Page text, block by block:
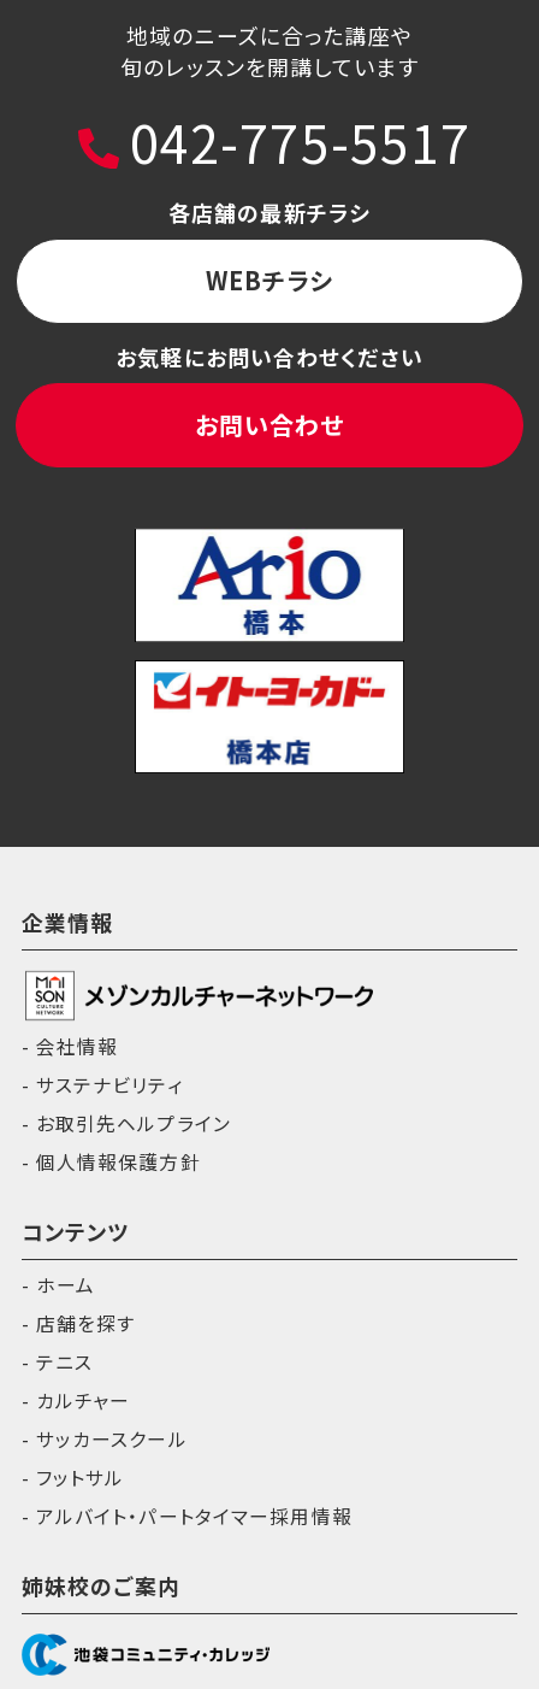
地域のニーズに合った講座や
旬のレッスンを開講しています
042-775-5517
各店舗の最新チラシ
WEBチラシ
お気軽にお問い合わせください
お問い合わせ
企業情報
会社情報
サステナビリティ
お取引先ヘルプライン
個人情報保護方針
コンテンツ
ホーム
店舗を探す
テニス
カルチャー
サッカースクール
フットサル
アルバイト・パートタイマー採用情報
姉妹校のご案内